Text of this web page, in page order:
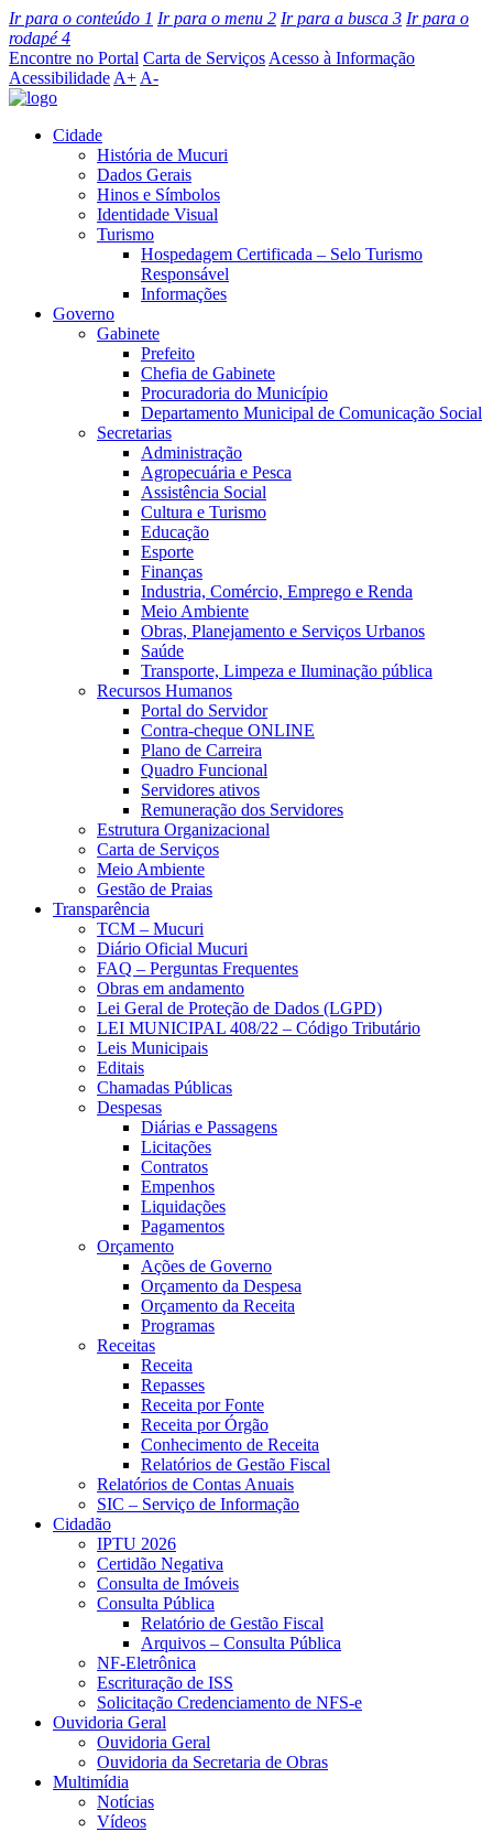
Ir para o conteúdo 1 Ir para o menu 2 Ir para a busca 3 Ir para o
rodapé4
Encontre no Portal Carta de Serviços Acesso à Informação
Acessibilidade A+ A-
Cidade
História de Mucuri
Dados Gerais
Hinos e Símbolos
Identidade Visual
Turismo
Hospedagem Certificada – Selo Turismo
Responsável
Informações
Governo
Gabinete
Prefeito
Chefia de Gabinete
Procuradoria do Município
Departamento Municipal de Comunicação Social
Secretarias
Administração
Agropecuária e Pesca
Assistência Social
Cultura e Turismo
Educação
Esporte
Finanças
Industria, Comércio, Emprego e Renda
Meio Ambiente
Obras, Planejamento e Serviços Urbanos
Saúde
Transporte, Limpeza e Iluminação pública
Recursos Humanos
Portal do Servidor
Contra-cheque ONLINE
Plano de Carreira
Quadro Funcional
Servidores ativos
Remuneração dos Servidores
Estrutura Organizacional
Carta de Serviços
Meio Ambiente
Gestão de Praias
Transparência
TCM – Mucuri
Diário Oficial Mucuri
FAQ – Perguntas Frequentes
Obras em andamento
Lei Geral de Proteção de Dados (LGPD)
LEI MUNICIPAL 408/22 – Código Tributário
Leis Municipais
Editais
Chamadas Públicas
Despesas
Diárias e Passagens
Licitações
Contratos
Empenhos
Liquidações
Pagamentos
Orçamento
Ações de Governo
Orçamento da Despesa
Orçamento da Receita
Programas
Receitas
Receita
Repasses
Receita por Fonte
Receita por Órgão
Conhecimento de Receita
Relatórios de Gestão Fiscal
Relatórios de Contas Anuais
SIC – Serviço de Informação
Cidadão
IPTU 2026
Certidão Negativa
Consulta de Imóveis
Consulta Pública
Relatório de Gestão Fiscal
Arquivos – Consulta Pública
NF-Eletrônica
Escrituração de ISS
Solicitação Credenciamento de NFS-e
Ouvidoria Geral
Ouvidoria Geral
Ouvidoria da Secretaria de Obras
Multimídia
Notícias
Vídeos